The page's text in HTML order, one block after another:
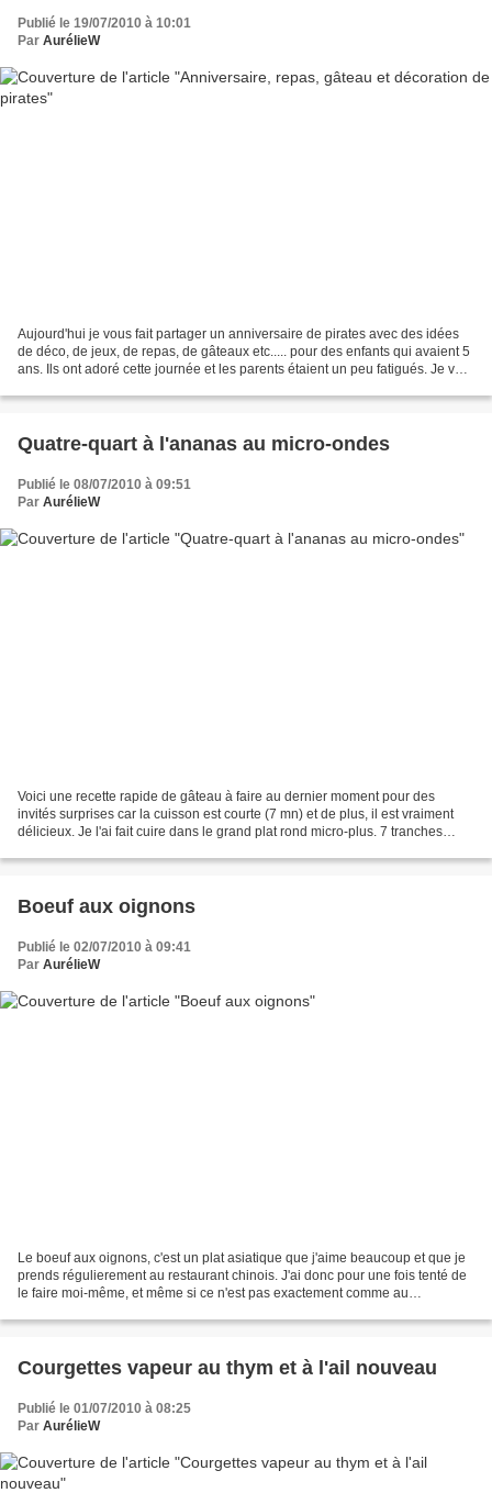
Publié le 19/07/2010 à 10:01
Par AurélieW
Aujourd'hui je vous fait partager un anniversaire de pirates avec des idées
de déco, de jeux, de repas, de gâteaux etc..... pour des enfants qui avaient 5
ans. Ils ont adoré cette journée et les parents étaient un peu fatigués. Je vais
Quatre-quart à l'ananas au micro-ondes
Publié le 08/07/2010 à 09:51
Par AurélieW
Voici une recette rapide de gâteau à faire au dernier moment pour des
invités surprises car la cuisson est courte (7 mn) et de plus, il est vraiment
délicieux. Je l'ai fait cuire dans le grand plat rond micro-plus. 7 tranches
Boeuf aux oignons
Publié le 02/07/2010 à 09:41
Par AurélieW
Le boeuf aux oignons, c'est un plat asiatique que j'aime beaucoup et que je
prends régulierement au restaurant chinois. J'ai donc pour une fois tenté de
le faire moi-même, et même si ce n'est pas exactement comme au
Courgettes vapeur au thym et à l'ail nouveau
Publié le 01/07/2010 à 08:25
Par AurélieW